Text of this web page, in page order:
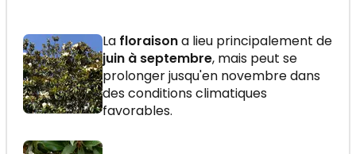
La floraisona lieu principalement de
juin à septembre, mais peut se
prolonger jusqu'en novembre dans
des conditions climatiques
favorables.